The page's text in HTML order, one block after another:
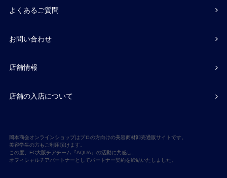
よくあるご質問
お問い合わせ
店舗情報
店舗の入店について
岡本商会オンラインショップはプロの方向けの美容商材卸売通販サイトです。
美容学生の方もご利用頂けます。
この度、FC大阪チアチーム『AQUA』の活動に共感し、
オフィシャルチアパートナーとしてパートナー契約を締結いたしました。